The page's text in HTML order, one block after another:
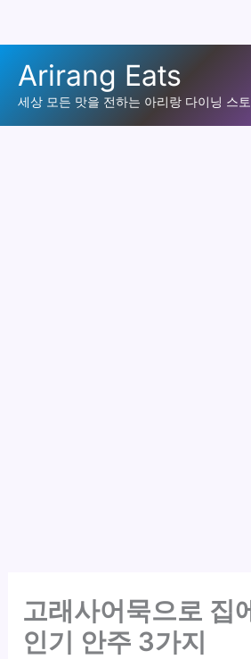
로
Arirang Eats
세상 모든 맛을 전하는 아리랑 다이닝 스
고래사어묵으로 집
인기 안주 3가지